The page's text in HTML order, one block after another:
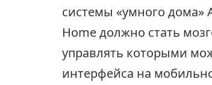
системы «умного
Home должно стать
управлять которыми
интерфейса на